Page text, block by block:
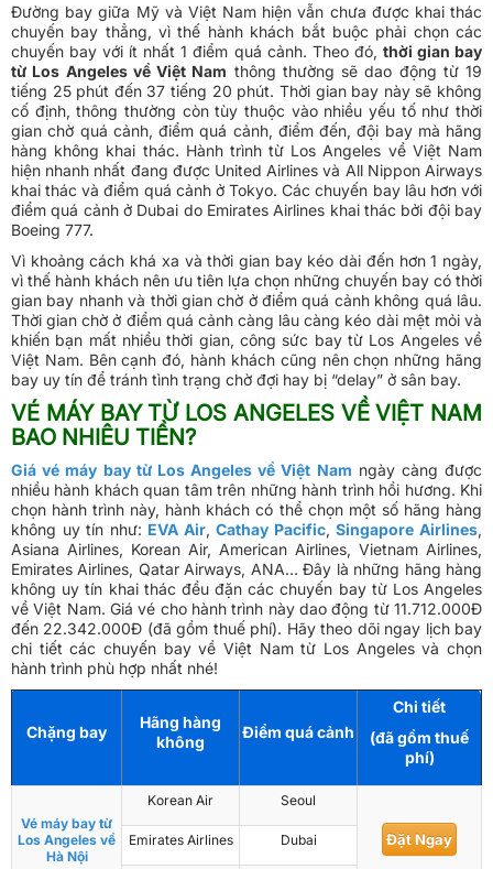
Đường bay giữa Mỹ và Việt Nam hiện vẫn chưa được khai thác
chuyến bay thẳng, vì thế hành khách bắt buộc phải chọn các
chuyến bay với ít nhất 1 điểm quá cảnh. Theo đó, thời gian bay
từ Los Angeles về Việt Nam thông thường sẽ dao động từ 19
tiếng 25 phút đến 37 tiếng 20 phút. Thời gian bay này sẽ không
cố định, thông thường còn tùy thuộc vào nhiều yếu tố như thời
gian chờ quá cảnh, điểm quá cảnh, điểm đến, đội bay mà hãng
hàng không khai thác. Hành trình từ Los Angeles về Việt Nam
hiện nhanh nhất đang được United Airlines và All Nippon Airways
khai thác và điểm quá cảnh ở Tokyo. Các chuyến bay lâu hơn với
điểm quá cảnh ở Dubai do Emirates Airlines khai thác bởi đội bay
Boeing 777.
Vì khoảng cách khá xa và thời gian bay kéo dài đến hơn 1 ngày,
vì thế hành khách nên ưu tiên lựa chọn những chuyến bay có thời
gian bay nhanh và thời gian chờ ở điểm quá cảnh không quá lâu.
Thời gian chờ ở điểm quá cảnh càng lâu càng kéo dài mệt mỏi và
khiến bạn mất nhiều thời gian, công sức bay từ Los Angeles về
Việt Nam. Bên cạnh đó, hành khách cũng nên chọn những hãng
bay uy tín để tránh tình trạng chờ đợi hay bị “delay” ở sân bay.
VÉ MÁY BAY TỪ LOS ANGELES VỀ VIỆT NAM
BAO NHIÊU TIỀN?
Giá vé máy bay từ Los Angeles về Việt Nam ngày càng được
nhiều hành khách quan tâm trên những hành trình hồi hương. Khi
chọn hành trình này, hành khách có thể chọn một số hãng hàng
không uy tín như: EVA Air,Cathay Pacific,Singapore Airlines,
Asiana Airlines, Korean Air, American Airlines, Vietnam Airlines,
Emirates Airlines, Qatar Airways, ANA… Đây là những hãng hàng
không uy tín khai thác đều đặn các chuyến bay từ Los Angeles
về Việt Nam. Giá vé cho hành trình này dao động từ 11.712.000Đ
đến 22.342.000Đ (đã gồm thuế phí). Hãy theo dõi ngay lịch bay
chi tiết các chuyến bay về Việt Nam từ Los Angeles và chọn
hành trình phù hợp nhất nhé!
Chặng bay
Hãng hàng
không
Điểm quá cảnh
Chi tiết
(đã gồm thuế
phí)
Vé máy bay từ
Los Angeles về
Hà Nội
Korean Air Seoul
Đặt Ngay
Emirates Airlines Dubai